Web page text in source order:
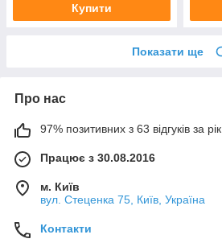
Купити
Показати ще
Про нас
97% позитивних з 63 відгуків за рік
Працює з 30.08.2016
м. Київ
вул. Стеценка 75, Київ, Україна
Контакти